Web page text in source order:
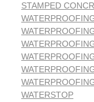
STAMPED
WATERSTOP